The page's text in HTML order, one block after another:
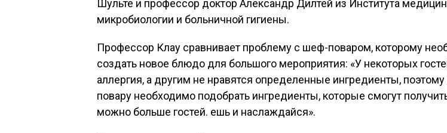
Шульте и профессор доктор Александр Дилтей из Института
микробиологии и больничной гигиены.
Профессор Клау сравнивает проблему с шеф-поваром, которому
создать новое блюдо для большого мероприятия: «У некоторых
аллергия, а другим не нравятся определенные ингредиенты,
повару необходимо подобрать ингредиенты, которые смогут
можно больше гостей. ешь и наслаждайся».